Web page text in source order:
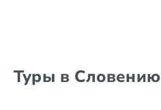
Туры в Словению